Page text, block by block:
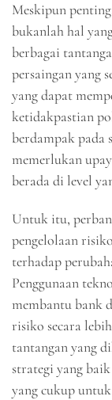
Meskipun
bukanlah hal
berbagai
persaingan yang
yang dapat
ketidakpastian
berdampak pada
memerlukan
berada di level
Untuk itu,
pengelolaan
terhadap
Penggunaan
membantu bank
risiko secara
tantangan yang
strategi yang
yang cukup